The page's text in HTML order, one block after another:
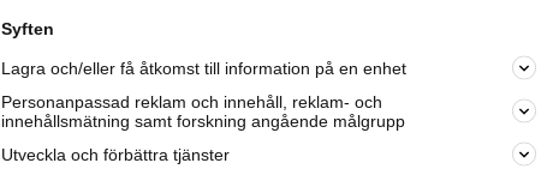
nya kunder och
samarbetspartners nära dig.
Läs mer här
Syften
Lagra och/eller få åtkomst till information på en enhet
Personanpassad reklam och innehåll, reklam- och
innehållsmätning samt forskning angående målgrupp
Utveckla och förbättra tjänster